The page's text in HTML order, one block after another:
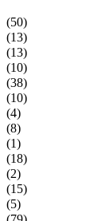
(50)
(13)
(13)
(10)
(38)
(10)
(4)
(8)
(1)
(18)
(2)
(15)
(5)